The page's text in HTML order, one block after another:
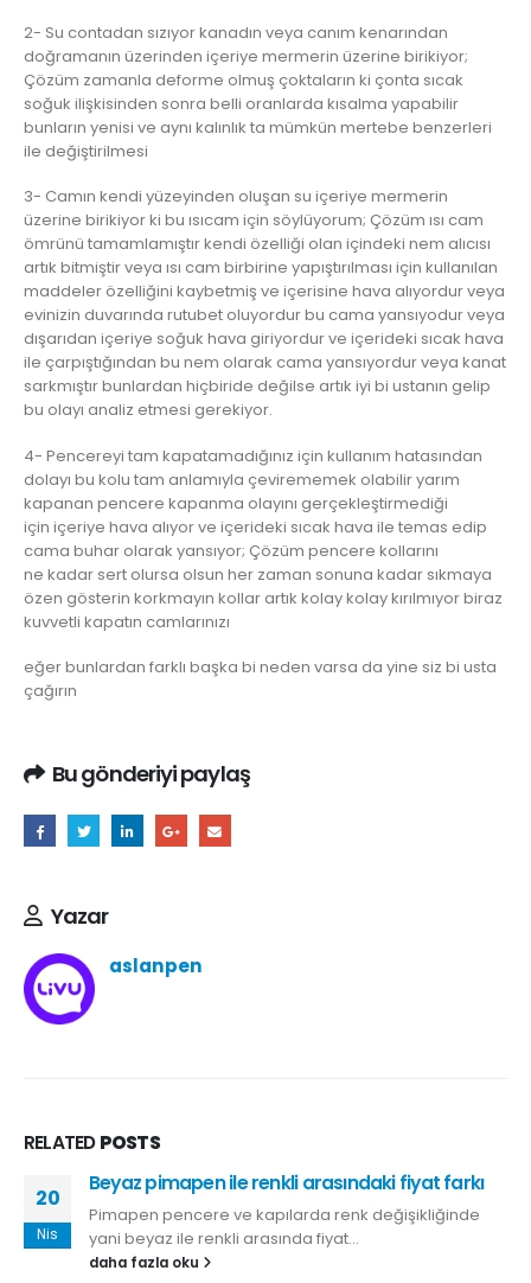
2- Su contadan sızıyor kanadın veya canım kenarından
doğramanın üzerinden içeriye mermerin üzerine birikiyor;
Çözüm zamanla deforme olmuş çoktaların ki çonta sıcak
soğuk ilişkisinden sonra belli oranlarda kısalma yapabilir
bunların yenisi ve aynı kalınlık ta mümkün mertebe benzerleri
ile değiştirilmesi
3- Camın kendi yüzeyinden oluşan su içeriye mermerin
üzerine birikiyor ki bu ısıcam için söylüyorum; Çözüm ısı cam
ömrünü tamamlamıştır kendi özelliği olan içindeki nem alıcısı
artık bitmiştir veya ısı cam birbirine yapıştırılması için kullanılan
maddeler özelliğini kaybetmiş ve içerisine hava alıyordur veya
evinizin duvarında rutubet oluyordur bu cama yansıyodur veya
dışarıdan içeriye soğuk hava giriyordur ve içerideki sıcak hava
ile çarpıştığından bu nem olarak cama yansıyordur veya kanat
sarkmıştır bunlardan hiçbiride değilse artık iyi bi ustanın gelip
bu olayı analiz etmesi gerekiyor.
4- Pencereyi tam kapatamadığınız için kullanım hatasından
dolayı bu kolu tam anlamıyla çevirememek olabilir yarım
kapanan pencere kapanma olayını gerçekleştirmediği
için içeriye hava alıyor ve içerideki sıcak hava ile temas edip
cama buhar olarak yansıyor; Çözüm pencere kollarını
ne kadar sert olursa olsun her zaman sonuna kadar sıkmaya
özen gösterin korkmayın kollar artık kolay kolay kırılmıyor biraz
kuvvetli kapatın camlarınızı
eğer bunlardan farklı başka bi neden varsa da yine siz bi usta
çağırın
Bu gönderiyi paylaş
Yazar
aslanpen
RELATEDPOSTS
20
Nis
Beyaz pimapen ile renkli arasındaki fiyat farkı
Pimapen pencere ve kapılarda renk değişikliğinde
yani beyaz ile renkli arasında fiyat...
daha fazla oku